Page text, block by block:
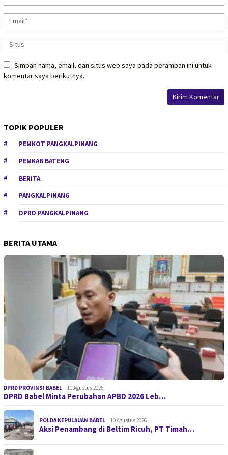
Simpan nama, email, dan situs web saya pada peramban ini untuk
komentar saya berikutnya.
TOPIK POPULER
PEMKOT PANGKALPINANG
PEMKAB BATENG
BERITA
PANGKALPINANG
DPRD PANGKALPINANG
BERITA UTAMA
DPRD PROVINSI BABEL 10 Agustus 2026
DPRD Babel Minta Perubahan APBD 2026 Leb…
POLDA KEPULAUAN BABEL 10 Agustus 2026
Aksi Penambang di Beltim Ricuh, PT Timah…